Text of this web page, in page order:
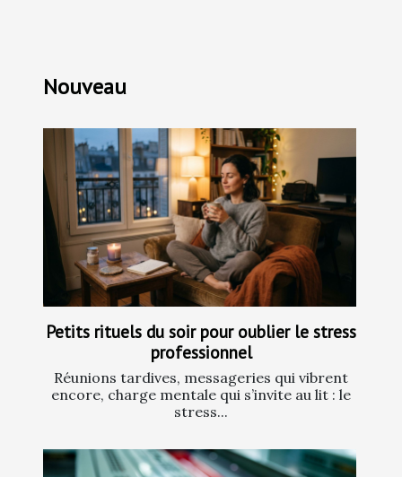
Nouveau
Petits rituels du soir pour oublier le stress
professionnel
Réunions tardives, messageries qui vibrent
encore, charge mentale qui s’invite au lit : le
stress...